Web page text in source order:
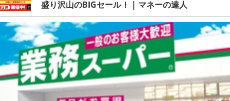
盛り沢山のBIGセール！ | マネーの達人